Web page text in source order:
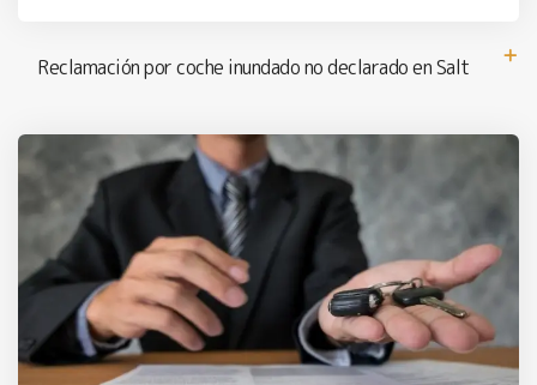
Reclamación por coche inundado no declarado en Salt